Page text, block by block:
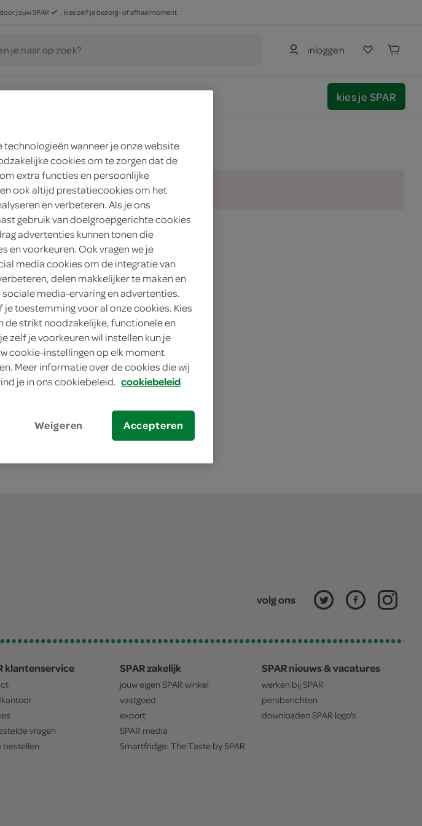
jouw SPAR kies zelf je bezorg- of afhaalmoment
je naar op zoek? inloggen
kies je SPAR
zoek winkel
Melkunie Slagroom Kant-en-klaar
500 Milliliter
kies je SPAR
volg ons
klantenservice
vragen
bestellen
SPAR zakelijk
jouw eigen SPAR winkel
vastgoed
export
SPAR media
Smartfridge: The Taste bySPAR
SPAR nieuws & vacatures
werken bij SPAR
persberichten
downloaden SPAR logo's
wanneer je onze website
cookies om te zorgen dat de
extra functies en persoonlijke
ook altijd prestatiecookies om het
en verbeteren. Als je ons
gebruik van doelgroepgerichte cookies
advertenties kunnen tonen die
en voorkeuren. Ook vragen we je
media cookies om de integratie van
delen makkelijker te maken en
media-ervaring en advertenties.
je toestemming voor al onze cookies. Kies
de strikt noodzakelijke, functionele en
zelf je voorkeuren wil instellen kun je
cookie-instellingen op elk moment
Meer informatie over de cookies die wij
je in ons cookiebeleid. cookiebeleid
Weigeren Accepteren